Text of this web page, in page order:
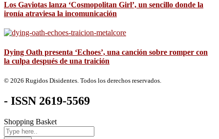
Los Gaviotas lanza ‘Cosmopolitan Girl’, un sencillo donde la
ironía atraviesa la incomunicación
Dying Oath presenta ‘Echoes’, una canción sobre romper con
la culpa después de una traición
© 2026 Rugidos Disidentes. Todos los derechos reservados.
- ISSN 2619-5569
Shopping Basket